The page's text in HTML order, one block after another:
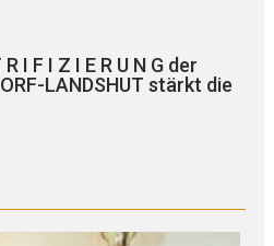
I F I Z I E R U N G der
LANDSHUT stärkt die